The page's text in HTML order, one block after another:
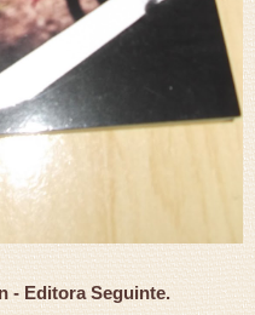
- Editora Seguinte.